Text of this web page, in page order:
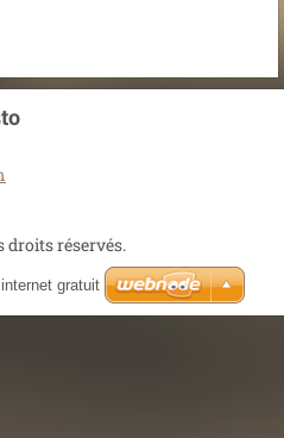
droits réservés.
gratuit